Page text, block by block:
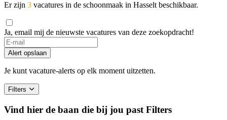
Er zijn 3 vacatures in de schoonmaak in Hasselt beschikbaar.
Ja, email mij de nieuwste vacatures van deze zoekopdracht!
Alert opslaan
Je kunt vacature-alerts op elk moment uitzetten.
Filters
Vind hier de baan die bij jou past Filters